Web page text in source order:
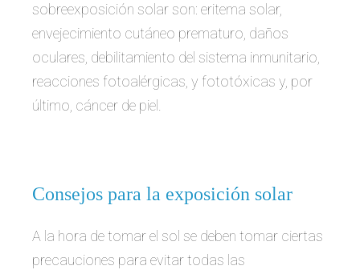
sobreexposición solar son: eritema solar,
envejecimiento cutáneo prematuro, daños
oculares, debilitamiento del sistema inmunitario,
reacciones fotoalérgicas, y fototóxicas y, por
último, cáncer de piel.
Consejos para la exposición solar
A la hora de tomar el sol se deben tomar ciertas
precauciones para evitar todas las